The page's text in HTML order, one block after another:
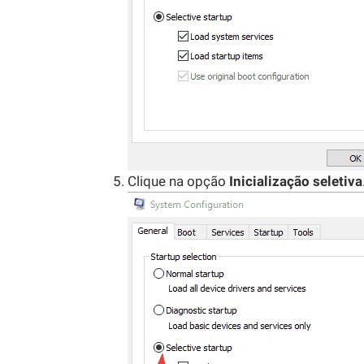
Clique na opção Inicialização seletiva